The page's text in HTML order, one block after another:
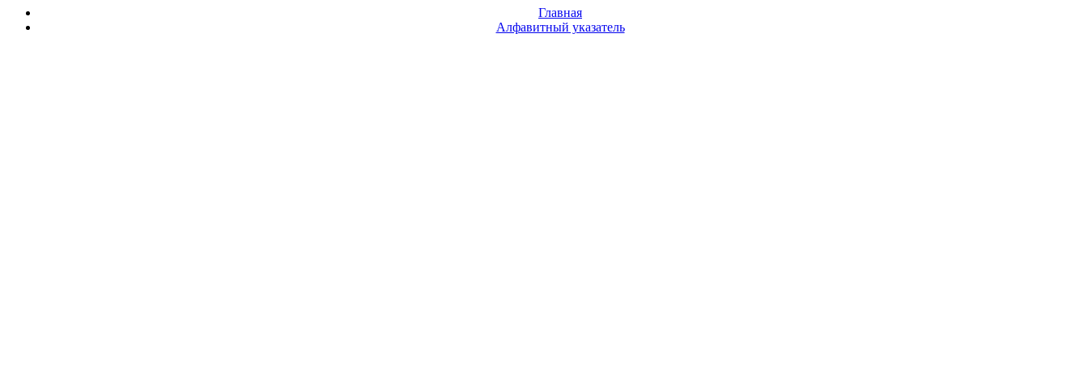
Главная
Алфавитный указатель